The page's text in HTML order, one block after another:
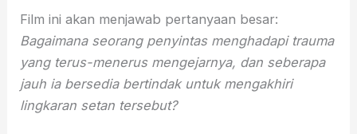
Film ini akan menjawab pertanyaan besar:
Bagaimana seorang penyintas menghadapi trauma
yang terus-menerus mengejarnya, dan seberapa
jauh ia bersedia bertindak untuk mengakhiri
lingkaran setan tersebut?